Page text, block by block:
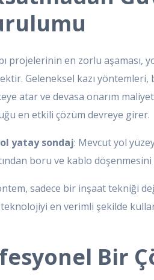
projelerinin en zorlu aşaması,
Geleneksel kazı
atar ve devasa onarım
en etkili çözüm devreye girer.
yatay sondaj: Mevcut yol
boru ve kablo döşenmesini
sadece bir inşaat tekniği
en verimli şekilde
Bir